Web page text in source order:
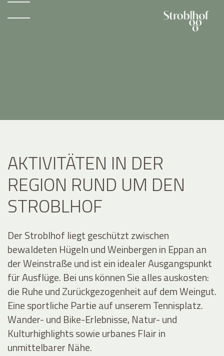
AKTIVITÄTEN IN DER
REGION RUND UM DEN
STROBLHOF
Der Stroblhof liegt geschützt zwischen
bewaldeten Hügeln und Weinbergen in Eppan an
der Weinstraße und ist ein idealer Ausgangspunkt
für Ausflüge. Bei uns können Sie alles auskosten:
die Ruhe und Zurückgezogenheit auf dem Weingut.
Eine sportliche Partie auf unserem Tennisplatz.
Wander- und Bike-Erlebnisse, Natur- und
Kulturhighlights sowie urbanes Flair in
unmittelbarer Nähe.